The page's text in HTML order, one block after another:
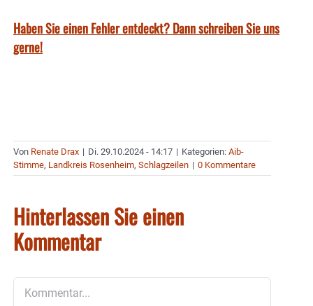
Haben Sie einen Fehler entdeckt? Dann schreiben Sie uns
gerne!
Von Renate Drax | Di. 29.10.2024 - 14:17 | Kategorien: Aib-
Stimme, Landkreis Rosenheim, Schlagzeilen | 0 Kommentare
Hinterlassen Sie einen
Kommentar